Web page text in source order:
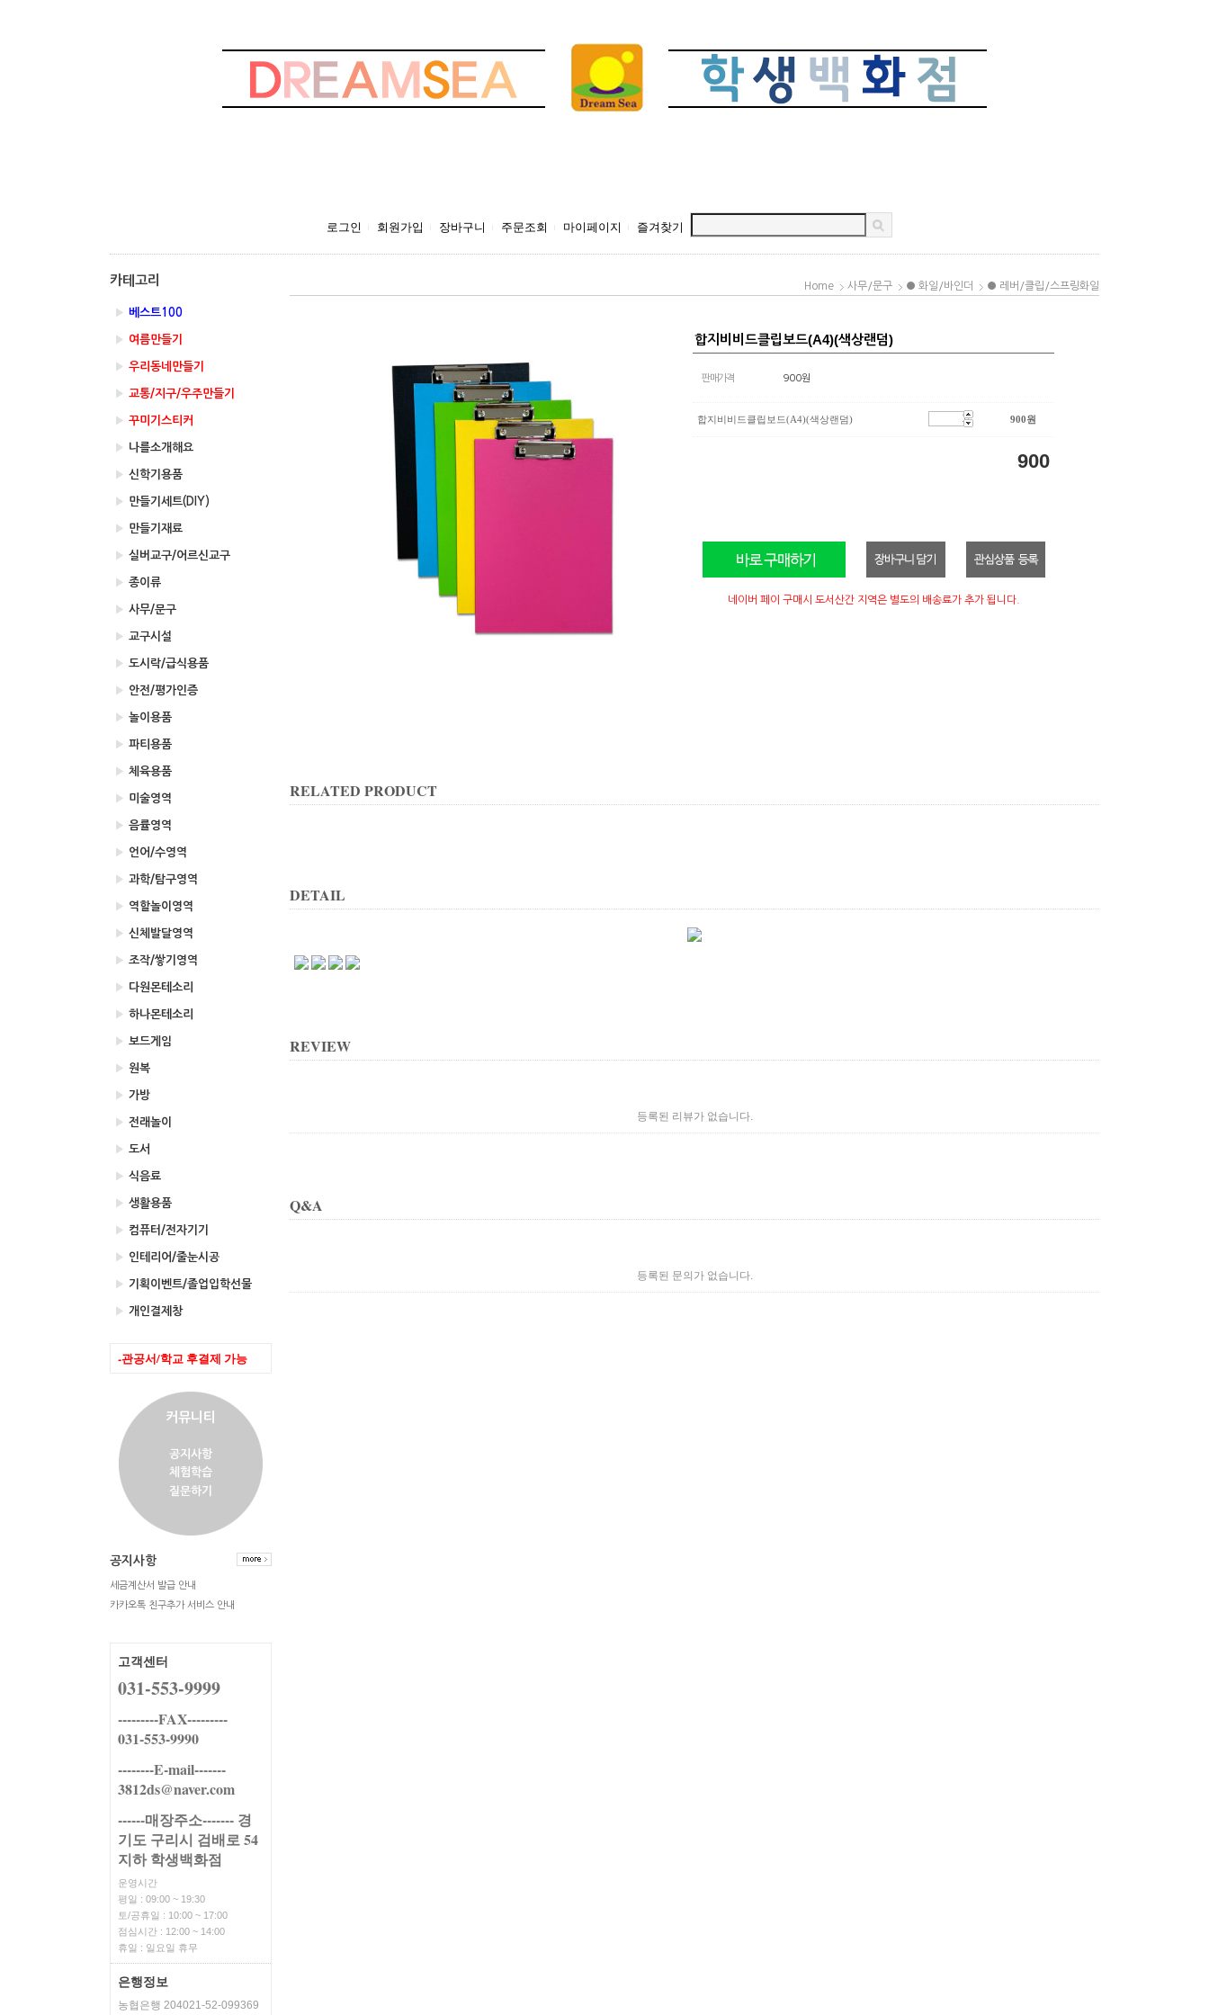
로그인 회원가입 장바구니 주문조회 마이페이지 즐겨찾기
카테고리
▶ 베스트100
▶ 여름만들기
▶ 우리동네만들기
▶ 교통/지구/우주만들기
▶ 꾸미기스티커
▶ 나를소개해요
▶ 신학기용품
▶ 만들기세트(DIY)
▶ 만들기재료
▶ 실버교구/어르신교구
▶ 종이류
▶ 사무/문구
▶ 교구시설
▶ 도시락/급식용품
▶ 안전/평가인증
▶ 놀이용품
▶ 파티용품
▶ 체육용품
▶ 미술영역
▶ 음률영역
▶ 언어/수영역
▶ 과학/탐구영역
▶ 역할놀이영역
▶ 신체발달영역
▶ 조작/쌓기영역
▶ 다원몬테소리
▶ 하나몬테소리
▶ 보드게임
▶ 원복
▶ 가방
▶ 전래놀이
▶ 도서
▶ 식음료
▶ 생활용품
▶ 컴퓨터/전자기기
▶ 인테리어/줄눈시공
▶ 기획이벤트/졸업입학선물
▶ 개인결제창
-관공서/학교 후결제 가능
커뮤니티
공지사항
체험학습
질문하기
공지사항
세금계산서 발급 안내
카카오톡 친구추가 서비스 안내
고객센터
031-553-9999
---------FAX---------
031-553-9990
--------E-mail-------
3812ds@naver.com
------매장주소------- 경
기도 구리시 검배로 54
지하 학생백화점
운영시간
평일 : 09:00 ~ 19:30
토/공휴일 : 10:00 ~ 17:00
점심시간 : 12:00 ~ 14:00
휴일 : 일요일 휴무
은행정보
농협은행 204021-52-099369
Home 사무/문구 ● 화일/바인더 ● 레버/클립/스프링화일
합지비비드클립보드(A4)(색상랜덤)
판매가격 900원
합지비비드클립보드(A4)(색상랜덤) 900원
900
네이버 페이 구매시 도서산간 지역은 별도의 배송료가 추가 됩니다.
RELATED PRODUCT
DETAIL
REVIEW
등록된 리뷰가 없습니다.
Q&A
등록된 문의가 없습니다.